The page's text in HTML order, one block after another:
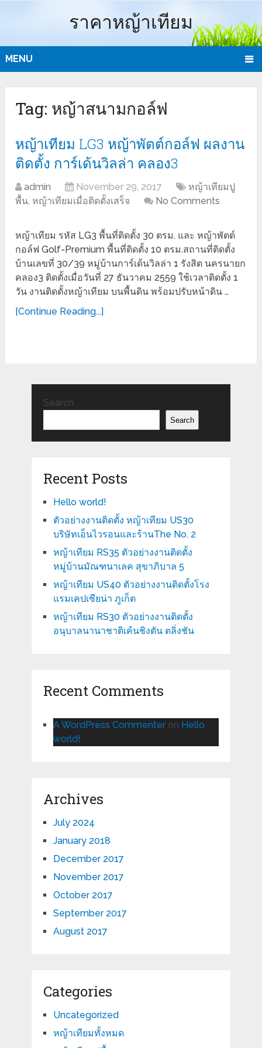
ราคาหญ้าเทียม
MENU
Tag: หญ้าสนามกอล์ฟ
หญ้าเทียม LG3 หญ้าพัตต์กอล์ฟ ผลงาน
ติดตั้ง การ์เด้นวิลล่า คลอง3
admin November 29, 2017
หญ้าเทียมปู
พื้น, หญ้าเทียมเมื่อติดตั้งเสร็จ No Comments
หญ้าเทียม รหัส LG3 พื้นที่ติดตั้ง 30 ตรม. และ หญ้าพัตต์
กอล์ฟ Golf-Premium พื้นที่ติดตั้ง 10 ตรม.สถานที่ติดตั้ง
บ้านเลขที่ 30/39 หมู่บ้านการ์เด้นวิลล่า 1 รังสิต นครนายก
คลอง3 ติดตั้งเมื่อวันที่ 27 ธันวาคม 2559 ใช้เวลาติดตั้ง 1
วัน งานติดตั้งหญ้าเทียม บนพื้นดิน พร้อมปรับหน้าดิน …
[Continue Reading...]
Search
Search
Recent Posts
Hello world!
ตัวอย่างงานติดตั้ง หญ้าเทียม US30
บริษัทเอ็นไวรอนและร้านThe No. 2
หญ้าเทียม RS35 ตัวอย่างงานติดตั้ง
หมู่บ้านมัณฑนาเลค สุขาภิบาล 5
หญ้าเทียม US40 ตัวอย่างงานติดตั้งโรง
แรมเคปเซียน่า ภูเก็ต
หญ้าเทียม RS30 ตัวอย่างงานติดตั้ง
อนุบาลนานาชาติเค้นชิงตัน ตลิ่งชัน
Recent Comments
A WordPress Commenteron Hello
world!
Archives
July 2024
January 2018
December 2017
November 2017
October 2017
September 2017
August 2017
Categories
Uncategorized
หญ้าเทียมทั้งหมด